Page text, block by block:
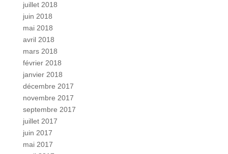
juillet 2018
juin 2018
mai 2018
avril 2018
mars 2018
février 2018
janvier 2018
décembre 2017
novembre 2017
septembre 2017
juillet 2017
juin 2017
mai 2017